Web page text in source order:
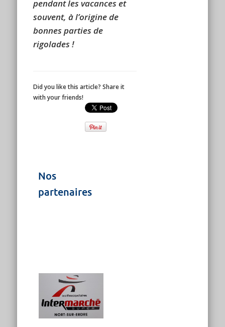
pendant les vacances et
souvent, à l’origine de
bonnes parties de
rigolades !
Did you like this article? Share it
with your friends!
Nos
partenaires